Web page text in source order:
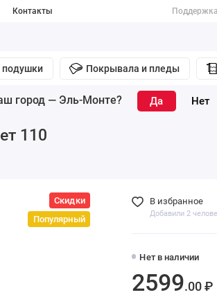
Контакты Поддержка
подушки Покрывала и пледы
город — Эль-Монте?
110
Скидки
Популярный
Нет в наличии
2599.00 ₽
В избранное
Добавили 2